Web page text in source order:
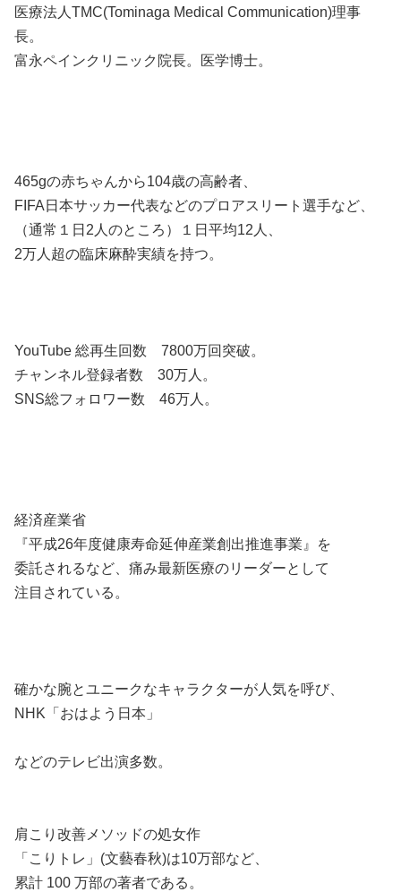
医療法人TMC(Tominaga Medical Communication)理事
長。
富永ペインクリニック院長。医学博士。
465gの赤ちゃんから104歳の高齢者、
FIFA日本サッカー代表などのプロアスリート選手など、
（通常１日2人のところ）１日平均12人、
2万人超の臨床麻酔実績を持つ。
YouTube 総再生回数 7800万回突破。
チャンネル登録者数 30万人。
SNS総フォロワー数 46万人。
経済産業省
『平成26年度健康寿命延伸産業創出推進事業』を
委託されるなど、痛み最新医療のリーダーとして
注目されている。
確かな腕とユニークなキャラクターが人気を呼び、
NHK「おはよう日本」
などのテレビ出演多数。
肩こり改善メソッドの処女作
「こりトレ」(文藝春秋)は10万部など、
累計 100 万部の著者である。